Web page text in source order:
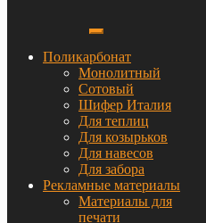
Поликарбонат
Монолитный
Сотовый
Шифер Италия
Для теплиц
Для козырьков
Для навесов
Для забора
Рекламные материалы
Материалы для
печати